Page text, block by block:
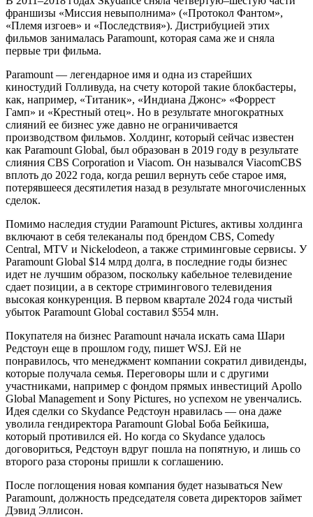
франшизы «Миссия невыполнима» («Протокол Фантом»,
«Племя изгоев» и «Последствия»). Дистрибуцией этих
фильмов занималась Paramount, которая сама же и сняла
первые три фильма.
Paramount — легендарное имя и одна из старейших
киностудий Голливуда, на счету которой такие блокбастеры,
как, например, «Титаник», «Индиана Джонс» «Форрест
Гамп» и «Крестный отец». Но в результате многократных
слияний ее бизнес уже давно не ограничивается
производством фильмов. Холдинг, который сейчас известен
как Paramount Global, был образован в 2019 году в результате
слияния CBS Corporation и Viacom. Он назывался ViacomCBS
вплоть до 2022 года, когда решил вернуть себе старое имя,
потерявшееся десятилетия назад в результате многочисленных
сделок.
Помимо наследия студии Paramount Pictures, активы холдинга
включают в себя телеканалы под брендом CBS, Comedy
Central, MTV и Nickelodeon, а также стриминговые сервисы. У
Paramount Global $14 млрд долга, в последние годы бизнес
идет не лучшим образом, поскольку кабельное телевидение
сдает позиции, а в секторе стримингового телевидения
высокая конкуренция. В первом квартале 2024 года чистый
убыток Paramount Global составил $554 млн.
Покупателя на бизнес Paramount начала искать сама Шари
Редстоун еще в прошлом году, пишет WSJ. Ей не
понравилось, что менеджмент компании сократил дивиденды,
которые получала семья. Переговоры шли и с другими
участниками, например с фондом прямых инвестиций Apollo
Global Management и Sony Pictures, но успехом не увенчались.
Идея сделки со Skydance Редстоун нравилась — она даже
уволила гендиректора Paramount Global Боба Бейкиша,
который противился ей. Но когда со Skydance удалось
договориться, Редстоун вдруг пошла на попятную, и лишь со
второго раза стороны пришли к соглашению.
После поглощения новая компания будет называться New
Paramount, должность председателя совета директоров займет
Дэвид Эллисон.